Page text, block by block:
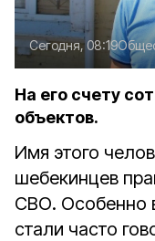
Сегодня, 08:19
На его счету
объектов.
Имя этого
шебекинцев
СВО. Особенно
стали часто